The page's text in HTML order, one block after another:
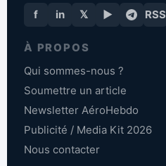
f in 𝕏 ▶ RSS
À PROPOS
Qui sommes-nous ?
Soumettre un article
Newsletter AéroHebdo
Publicité / Media Kit 2026
Nous contacter